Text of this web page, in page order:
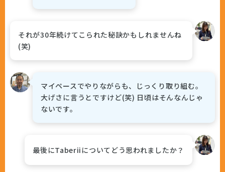
それが30年続けてこられた秘訣かもしれませんね
(笑)
マイペースでやりながらも、じっくり取り組む。
大げさに言うとですけど(笑) 日頃はそんなんじゃ
ないです。
最後にTaberiiについてどう思われましたか？